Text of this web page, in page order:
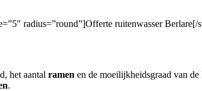
radius=”round”]Offerte ruitenwasser Berlare[/
het aantal ramen en de moeilijkheidsgraad van
.